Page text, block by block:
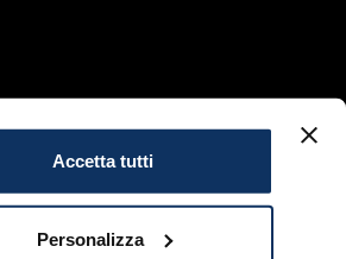
Accetta tutti
Personalizza